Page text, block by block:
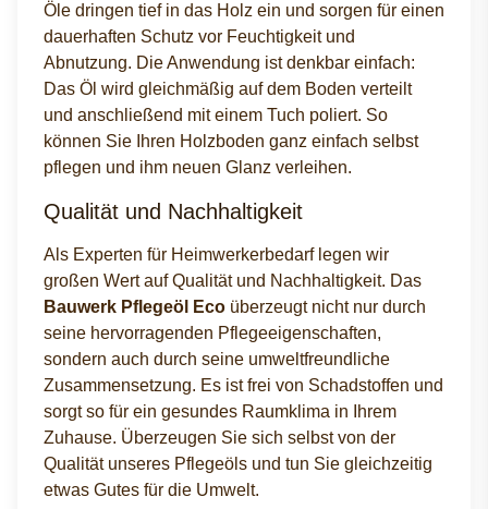
Öle dringen tief in das Holz ein und sorgen für einen
dauerhaften Schutz vor Feuchtigkeit und
Abnutzung. Die Anwendung ist denkbar einfach:
Das Öl wird gleichmäßig auf dem Boden verteilt
und anschließend mit einem Tuch poliert. So
können Sie Ihren Holzboden ganz einfach selbst
pflegen und ihm neuen Glanz verleihen.
Qualität und Nachhaltigkeit
Als Experten für Heimwerkerbedarf legen wir
großen Wert auf Qualität und Nachhaltigkeit. Das
Bauwerk Pflegeöl Eco überzeugt nicht nur durch
seine hervorragenden Pflegeeigenschaften,
sondern auch durch seine umweltfreundliche
Zusammensetzung. Es ist frei von Schadstoffen und
sorgt so für ein gesundes Raumklima in Ihrem
Zuhause. Überzeugen Sie sich selbst von der
Qualität unseres Pflegeöls und tun Sie gleichzeitig
etwas Gutes für die Umwelt.